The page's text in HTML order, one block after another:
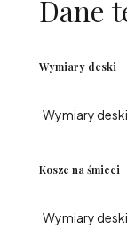
Dane
Wymiary deski
Wymiary deski
Kosze na śmieci
Wymiary deski